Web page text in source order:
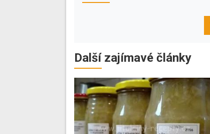
Další zajímavé články